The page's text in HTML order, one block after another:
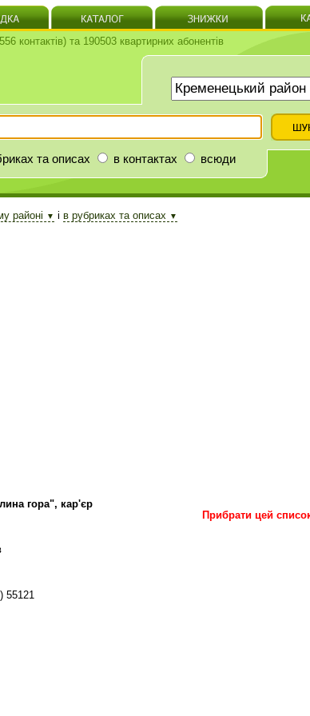
контактів) та 190503 квартирних абонентів
та описах в контактах всюди
районі ▼ і в рубриках та описах ▼
Прибрати цей
гора", кар'єр
55121